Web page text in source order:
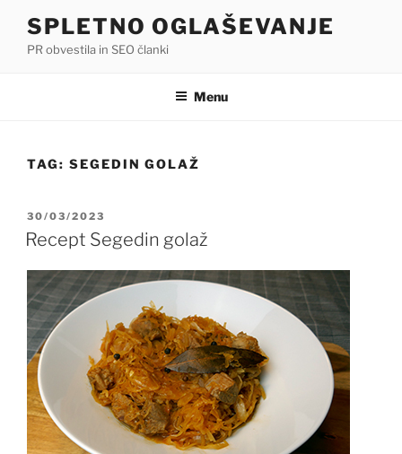
content
SPLETNO OGLAŠEVANJE
PR obvestila in SEO članki
Menu
TAG: SEGEDIN GOLAŽ
POSTED
ON
30/03/2023
Recept Segedin golaž